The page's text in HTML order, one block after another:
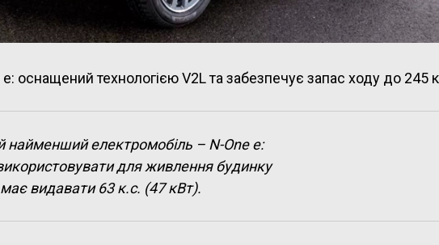
оснащений технологією V2L та забезпечує запас ходу до 245
найменший електромобіль – N-One e:
для живлення будинку
видавати 63 к.с. (47 кВт).